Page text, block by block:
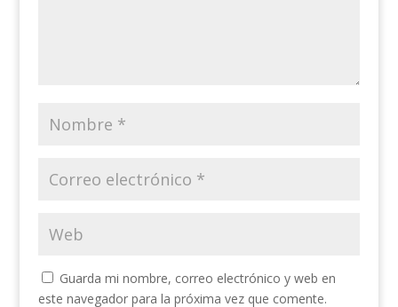
Guarda mi nombre, correo electrónico y web en
este navegador para la próxima vez que comente.